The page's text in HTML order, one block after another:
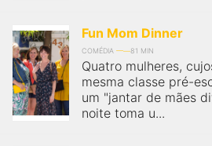
Fun Mom Dinner
COMÉDIA 81 MIN
Quatro mulheres,
mesma classe pré-
um "jantar de mães
noite toma u...